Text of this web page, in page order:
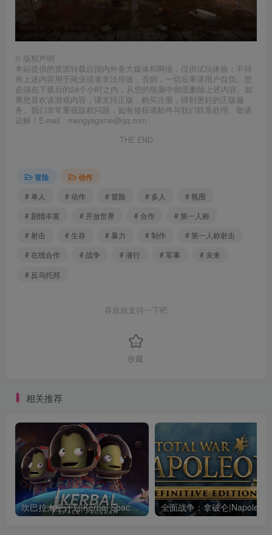
© 版权声明
本站提供的资源转载自国内外各大媒体和网络，仅供试玩体验；不得
将上述内容用于商业或者非法用途，否则，一切后果请用户自负。您
必须在下载后的24个小时之内，从您的电脑中彻底删除上述内容。如
果您喜欢该游戏内容，请支持正版，购买注册，得到更好的正版服
务。我们非常重视版权问题，如有侵权请邮件与我们联系处理。敬请
谅解！E-mail：mengyagame@qq.com
THE END
冒险
动作
# 单人
# 动作 # 冒险 # 多人
# 氛围
# 剧情丰富
# 开放世界 # 合作
# 第一人称
# 射击
# 生存 # 暴力 # 制作
# 第一人称射击
# 在线合作
# 战争 # 潜行 # 军事
# 未来
# 反乌托邦
喜欢就支持一下吧
收藏
相关推荐
坎巴拉太空计划|Kerbal Space Program|1.12.5.3190|整合全DLC